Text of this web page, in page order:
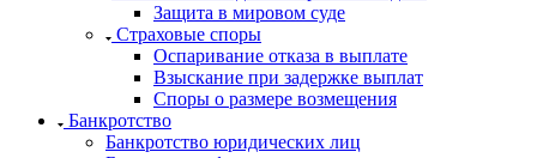
Защита в мировом суде
Страховые споры
Оспаривание отказа в выплате
Взыскание при задержке выплат
Споры о размере возмещения
Банкротство
Банкротство юридических лиц